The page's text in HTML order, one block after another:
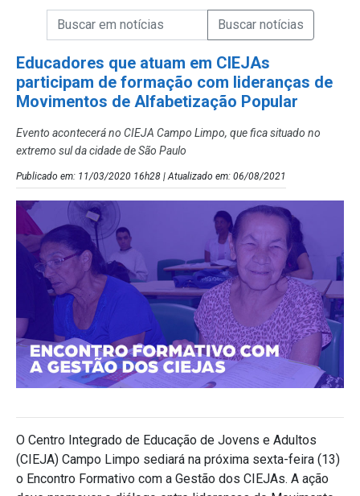
Campo de Busca de Notícias
Campo de Busca de informaçõesEnviar a Busca de Notícias
Educadores que atuam em CIEJAs
participam de formação com lideranças de
Movimentos de Alfabetização Popular
Evento acontecerá no CIEJA Campo Limpo, que fica situado no
extremo sul da cidade de São Paulo
Publicado em: 11/03/2020 16h28 | Atualizado em: 06/08/2021
O Centro Integrado de Educação de Jovens e Adultos
(CIEJA) Campo Limpo sediará na próxima sexta-feira (13)
o Encontro Formativo com a Gestão dos CIEJAs. A ação